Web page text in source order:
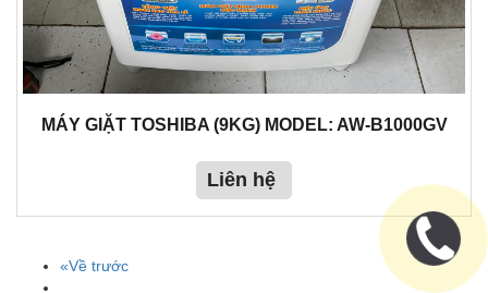
MÁY GIẶT TOSHIBA (9KG) MODEL: AW-B1000GV
Liên hệ
«Về trước